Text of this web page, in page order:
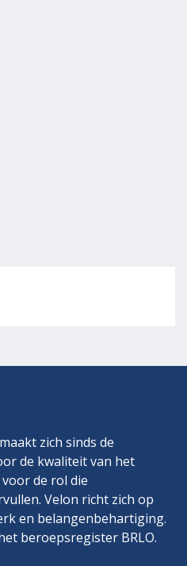
zich sinds de
de kwaliteit van het
de rol die
Velon richt zich op
en belangenbehartiging.
beroepsregister BRLO.